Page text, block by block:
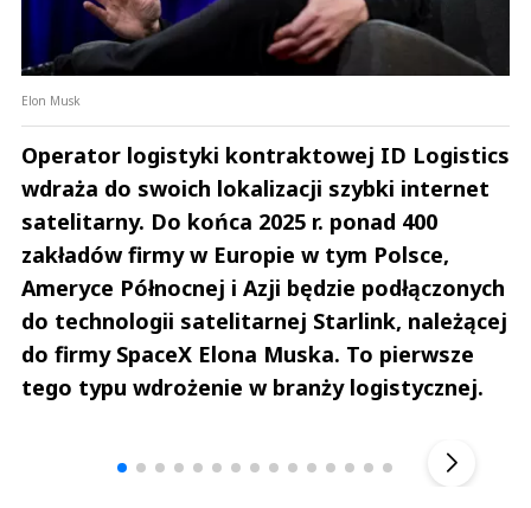
Elon Musk
Operator logistyki kontraktowej ID Logistics
wdraża do swoich lokalizacji szybki internet
satelitarny. Do końca 2025 r. ponad 400
zakładów firmy w Europie w tym Polsce,
Ameryce Północnej i Azji będzie podłączonych
do technologii satelitarnej Starlink, należącej
do firmy SpaceX Elona Muska. To pierwsze
tego typu wdrożenie w branży logistycznej.